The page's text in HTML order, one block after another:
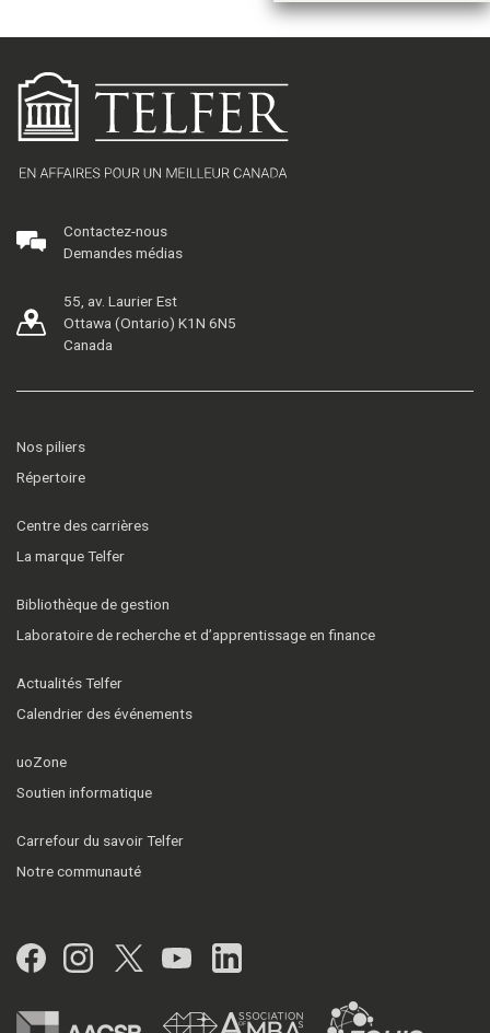
Contactez-nous
Demandes médias
55, av. Laurier Est
Ottawa (Ontario) K1N 6N5
Canada
Nos piliers
Répertoire
Centre des carrières
La marque Telfer
Bibliothèque de gestion
Laboratoire de recherche et d’apprentissage en finance
Actualités Telfer
Calendrier des événements
uoZone
Soutien informatique
Carrefour du savoir Telfer
Notre communauté
Facebook
Instagram
Twitter
YouTubeLinkedIn